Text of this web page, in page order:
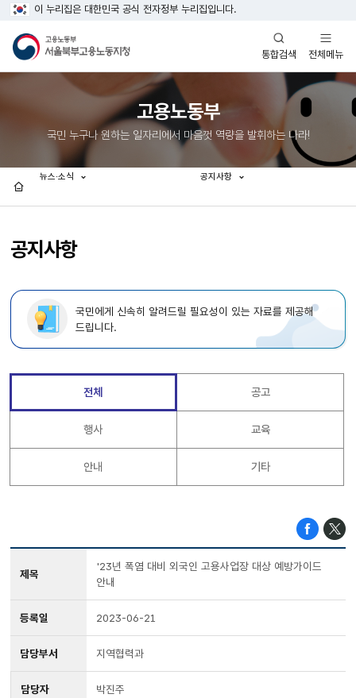
이 누리집은 대한민국 공식 전자정부 누리집입니다.
통합검색
열기
전체메뉴
열기
고용노동부
국민 누구나 원하는 일자리에서 마음껏 역량을 발휘하는 나라!
공지사항
뉴스·소식 공지사항
국민에게 신속히 알려드릴 필요성이 있는 자료를 제공해
드립니다.
전체 공고
행사 교육
안내 기타
제목
'23년 폭염 대비 외국인 고용사업장 대상 예방가이드
안내
등록일 2023-06-21
담당부서 지역협력과
담당자 박진주